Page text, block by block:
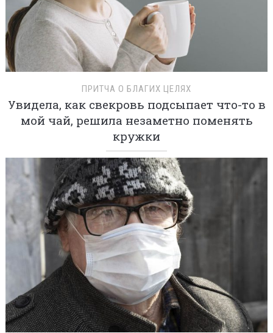
ПРИТЧА О БЛАГИХ ЦЕЛЯХ
Увидела, как свекровь подсыпает что-то в
мой чай, решила незаметно поменять
кружки